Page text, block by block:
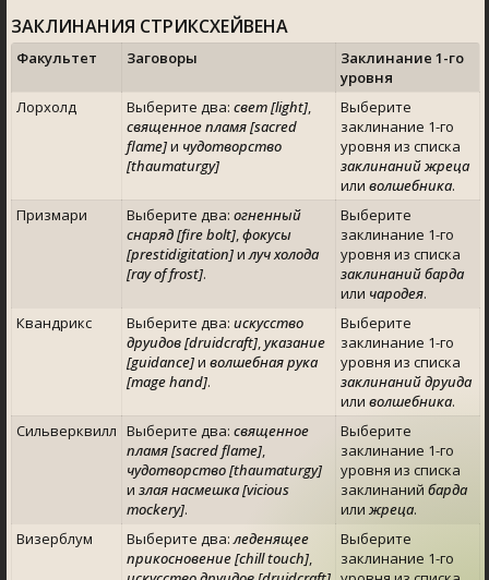
ЗАКЛИНАНИЯ СТРИКСХЕЙВЕНА
Факультет Заговоры
Заклинание 1-го
уровня
Лорхолд
Выберите два: свет [light],
священное пламя [sacred
flame]и чудотворство
[thaumaturgy]
Выберите
заклинание 1-го
уровня из списка
заклинаний жреца
или волшебника.
Призмари
Выберите два: огненный
снаряд [fire bolt],фокусы
[prestidigitation]илуч холода
[ray of frost].
Выберите
заклинание 1-го
уровня из списка
заклинаний барда
или чародея.
Квандрикс
Выберите два: искусство
друидов [druidcraft],указание
[guidance]и волшебная рука
[mage hand].
Выберите
заклинание 1-го
уровня из списка
заклинаний друида
или волшебника.
Сильверквилл Выберите два: священное
пламя [sacred flame],
чудотворство [thaumaturgy]
и злая насмешка [viciou
mockery].
Выберите
заклинание 1-го
уровня из списка
заклинаний барда
или жреца.
Визерблум
Выберите два:леденящее
прикосновение [chill touch],
Выберите
заклинание 1-го